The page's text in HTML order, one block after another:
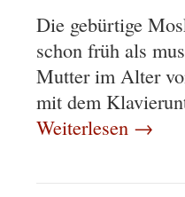
Die gebürtige
schon früh als
Mutter im Alter
mit dem
Weiterlesen →